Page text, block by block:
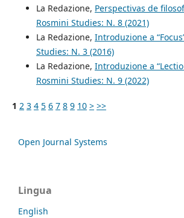
La Redazione, Perspectivas de
Rosmini Studies: N. 8 (2021)
La Redazione, Introduzione a
Studies: N. 3 (2016)
La Redazione, Introduzione a
Rosmini Studies: N. 9 (2022)
1 2 3 4 5 6 7 8 9 10 > >>
Open Journal Systems
Lingua
English